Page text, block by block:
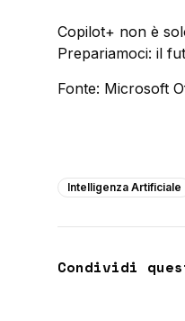
Copilot+ non è
Prepariamoci: il
Fonte: Microsoft
Intelligenza Artificiale
Condividi